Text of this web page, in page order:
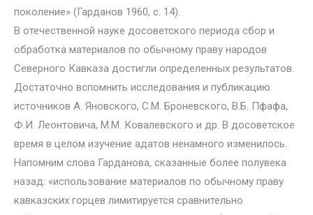
поколение» (Гарданов 1960, с. 14).
В отечественной науке досоветского периода сбор и
обработка материалов по обычному праву народов
Северного Кавказа достигли определенных результатов.
Достаточно вспомнить исследования и публикацию
источников А. Яновского, С.М. Броневского, В.Б. Пфафа,
Ф.И. Леонтовича, М.М. Ковалевского и др. В досоветское
время в целом изучение адатов ненамного изменилось.
Напомним слова Гарданова, сказанные более полувека
назад: «использование материалов по обычному праву
кавказских горцев лимитируется сравнительно